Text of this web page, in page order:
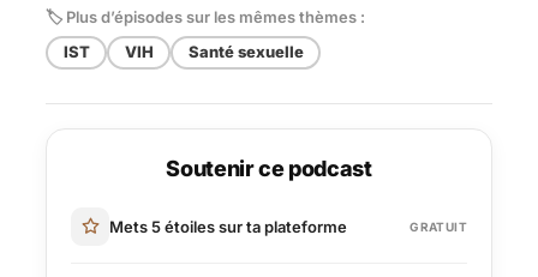
🏷 Plus d’épisodes sur les mêmes thèmes :
IST
VIH Santé sexuelle
Soutenir ce podcast
Mets 5 étoiles sur ta plateforme GRATUIT